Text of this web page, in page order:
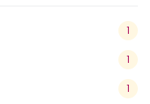
1
1
1